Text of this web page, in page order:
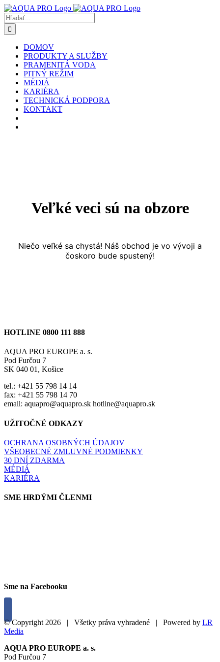
Skip
to
content
Hľadať:
DOMOV
PRODUKTY A SLUŽBY
PRAMENITÁ VODA
PITNÝ REŽIM
MÉDIÁ
KARIÉRA
TECHNICKÁ PODPORA
KONTAKT
Veľké veci sú na obzore
Niečo veľké sa chystá! Náš obchod je vo vývoji a
čoskoro bude spustený!
HOTLINE 0800 111 888
AQUA PRO EUROPE a. s.
Pod Furčou 7
SK 040 01, Košice
tel.: +421 55 798 14 14
fax: +421 55 798 14 70
email: aquapro@aquapro.sk hotline@aquapro.sk
UŽITOČNÉ ODKAZY
OCHRANA OSOBNÝCH ÚDAJOV
VŠEOBECNÉ ZMLUVNÉ PODMIENKY
30 DNÍ ZDARMA
MÉDIÁ
KARIÉRA
SME HRDÝMI ČLENMI
Sme na Facebooku
© Copyright 2026 | Všetky práva vyhradené | Powered by LR
Media
Close
Sliding
AQUA PRO EUROPE a. s.
Pod Furčou 7